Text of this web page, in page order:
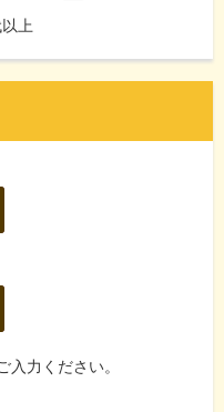
上
力ください。